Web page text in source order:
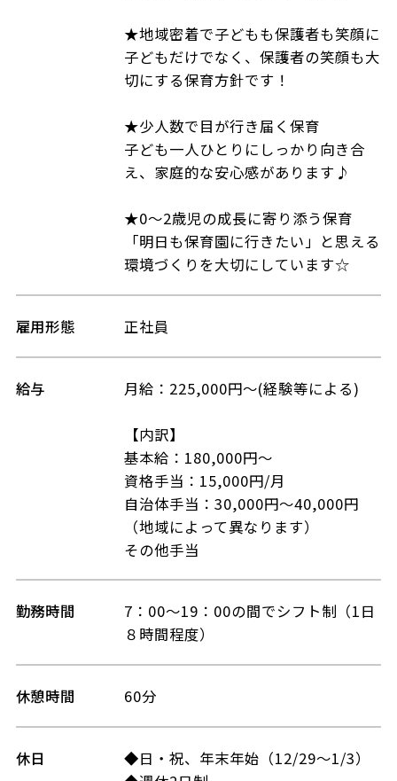
★地域密着で子どもも保護者も笑顔に
子どもだけでなく、保護者の笑顔も大
切にする保育方針です！
★少人数で目が行き届く保育
子ども一人ひとりにしっかり向き合
え、家庭的な安心感があります♪
★0〜2歳児の成長に寄り添う保育
「明日も保育園に行きたい」と思える
環境づくりを大切にしています☆
雇用形態 正社員
給与 月給：225,000円～(経験等による)
【内訳】
基本給：180,000円～
資格手当：15,000円/月
自治体手当：30,000円～40,000円
（地域によって異なります）
その他手当
勤務時間
7：00～19：00の間でシフト制（1日
８時間程度）
休憩時間 60分
休日
◆日・祝、年末年始（12/29～1/3）